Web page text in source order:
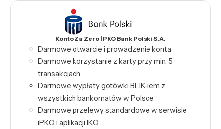
Konto Za Zero | PKO Bank Polski S.A.
Darmowe otwarcie i prowadzenie konta
Darmowe korzystanie z karty przy min. 5
transakcjach
Darmowe wypłaty gotówki BLIK-iem z
wszystkich bankomatów w Polsce
Darmowe przelewy standardowe w serwisie
iPKO i aplikacji IKO